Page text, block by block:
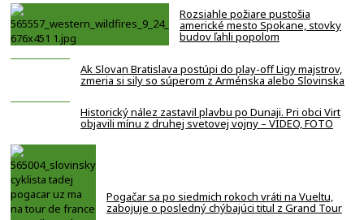
Rozsiahle požiare pustošia
americké mesto Spokane, stovky
budov ľahli popolom
Ak Slovan Bratislava postúpi do play-off Ligy majstrov,
zmeria si sily so súperom z Arménska alebo Slovinska
Historický nález zastavil plavbu po Dunaji. Pri obci Virt
objavili mínu z druhej svetovej vojny – VIDEO, FOTO
Pogačar sa po siedmich rokoch vráti na Vueltu,
zabojuje o posledný chýbajúci titul z Grand Tour